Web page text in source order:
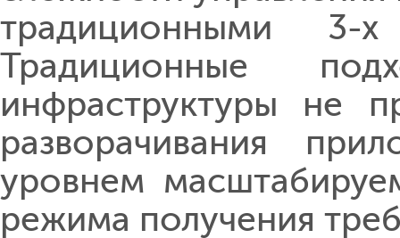
традиционными 3-х
Традиционные
инфраструктуры не
разворачивания
уровнем
режима получения